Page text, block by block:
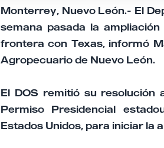
Monterrey, Nuevo León.- El
semana pasada la
frontera con Texas, informó
Agropecuario de Nuevo León.
El DOS remitió su
Permiso Presidencial
Estados Unidos, para iniciar la